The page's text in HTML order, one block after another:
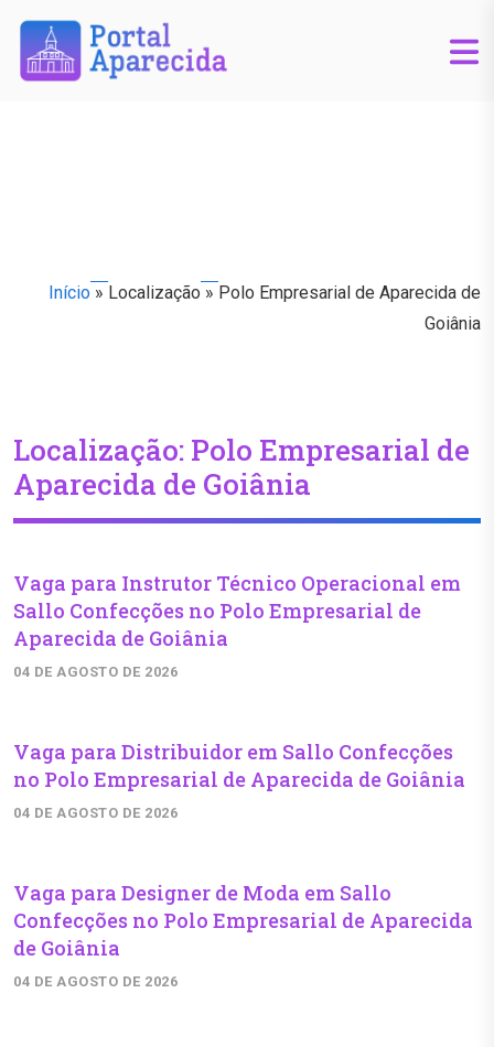
Início » Localização » Polo Empresarial de Aparecida de
Goiânia
Localização: Polo Empresarial de
Aparecida de Goiânia
Vaga para Instrutor Técnico Operacional em
Sallo Confecções no Polo Empresarial de
Aparecida de Goiânia
04 DE AGOSTO DE 2026
Vaga para Distribuidor em Sallo Confecções
no Polo Empresarial de Aparecida de Goiânia
04 DE AGOSTO DE 2026
Vaga para Designer de Moda em Sallo
Confecções no Polo Empresarial de Aparecida
de Goiânia
04 DE AGOSTO DE 2026